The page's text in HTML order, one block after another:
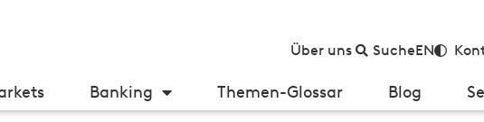
Über uns SucheEN
Banking Themen-Glossar Blog